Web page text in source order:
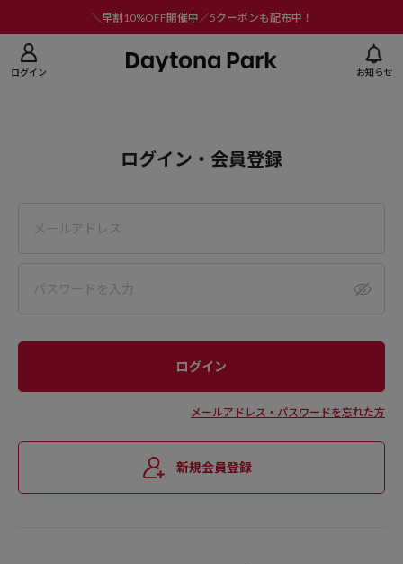
＼早割10%OFF開催中／5クーポンも配布中！
ログイン お知らせ
ログイン・会員登録
メールアドレス・パスワードを忘れた方
新規会員登録